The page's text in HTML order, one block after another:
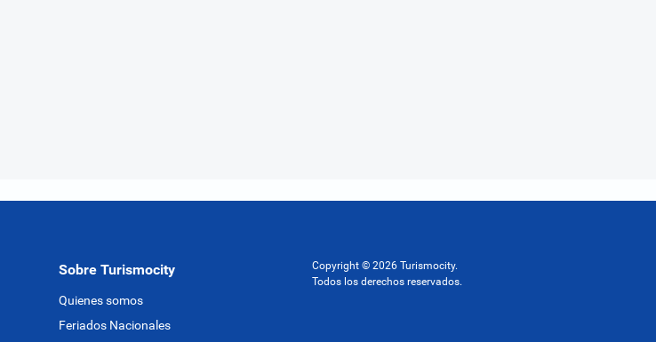
Sobre Turismocity
Quienes somos
Feriados Nacionales
Copyright © 2026 Turismocity.
Todos los derechos reservados.